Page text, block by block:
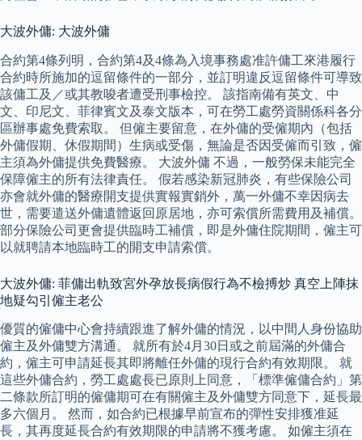
大波外傭: 大波外傭
合約第4條列明，合約第4及4條為入境事務處准許傭工來港履行
合約時所施加的逗留條件的一部分，並訂明違反逗留條件可導致
該傭工及／或其教唆者遭受刑事檢控。 該指南備有英文、中
文、印尼文、菲律賓文及泰文版本，可在勞工處勞資關係科各分
區辦事處免費索取。 但僱主要留意，在外傭的受僱期內（包括
外傭假期、休假期間）生病或受傷，無論是否因受僱而引致，僱
主須為外傭提供免費醫療。 大波外傭 不過，一般勞保未能完全
保障僱主的所有法律責任。 假若感染新冠肺炎，有些保險公司
亦會就外傭的醫療開支提供實報實銷外，萬一外傭不幸因病去
世，需要遣送外傭遺體返回原居地，亦可索償所需費用及補償。
部分保險公司更會提供臨時工補償，即是外傭住院期間，僱主可
以就聘請本地臨時工的開支申請索償。
大波外傭: 菲傭出軌致宮外孕放長病假行為不檢搏炒 真空上陣抹
地疑勾引僱主老公
優質的僱傭中心會持續跟進了解外傭的情況，以中間人身份協助
僱主及外傭雙方溝通。 就所有於4月30日或之前屆滿的外傭合
約，僱主可申請延長其即將離任外傭的現行合約有效期限。 就
這些外傭合約，勞工處處長已原則上同意，「標準僱傭合約」第
二條款所訂明的僱傭期可在有關僱主及外傭雙方同意下，延長最
多六個月。 然而，如合約已根據早前宣布的彈性安排獲准延
長，其再度延長合約有效期限的申請將不獲考慮。 如僱主須在